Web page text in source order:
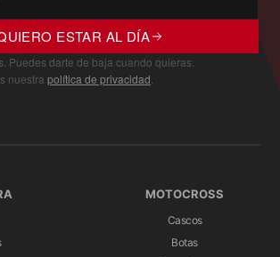
ESTAR AL DÍA
Puedes darte de baja cuando quieras.
nuestra política de privacidad
MOTOCROSS
Cascos
Botas